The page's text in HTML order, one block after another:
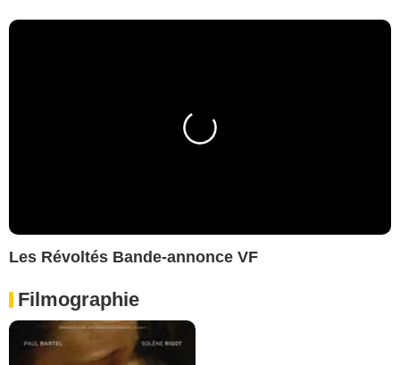
Les Révoltés Bande-annonce VF
Filmographie